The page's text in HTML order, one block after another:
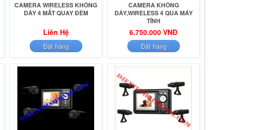
CAMERA WIRELESS KHÔNG
DÂY 4 MẮT QUAY ĐÊM
Liên Hệ
Đặt hàng
CAMERA KHÔNG
DÂY,WIRELESS 4 QUA MÁY
TÍNH
6.750.000 VNĐ
Đặt hàng